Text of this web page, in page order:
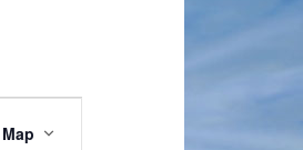
Views
Map